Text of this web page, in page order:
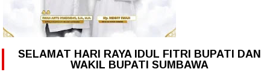
SELAMAT HARI RAYA IDUL FITRI BUPATI DAN
WAKIL BUPATI SUMBAWA